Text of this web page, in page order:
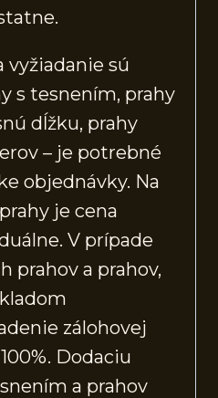
vyžiadanie sú
s tesnením, prahy
dĺžku, prahy
– je potrebné
objednávky. Na
je cena
V prípade
prahov a prahov,
zálohovej
Dodaciu
a prahov